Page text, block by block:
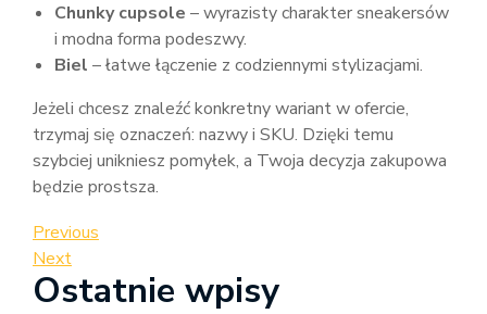
Chunky cupsole – wyrazisty charakter sneakersów
i modna forma podeszwy.
Biel – łatwe łączenie z codziennymi stylizacjami.
Jeżeli chcesz znaleźć konkretny wariant w ofercie,
trzymaj się oznaczeń: nazwy i SKU. Dzięki temu
szybciej unikniesz pomyłek, a Twoja decyzja zakupowa
będzie prostsza.
Nawigacja
wpisu
Previous
Post
Previous
Next
Post
Next
Ostatnie wpisy